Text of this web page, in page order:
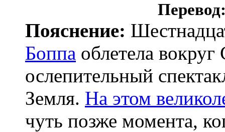
Пояснение:
Боппа облетела
ослепительный
Земля. На этом
чуть позже момента,